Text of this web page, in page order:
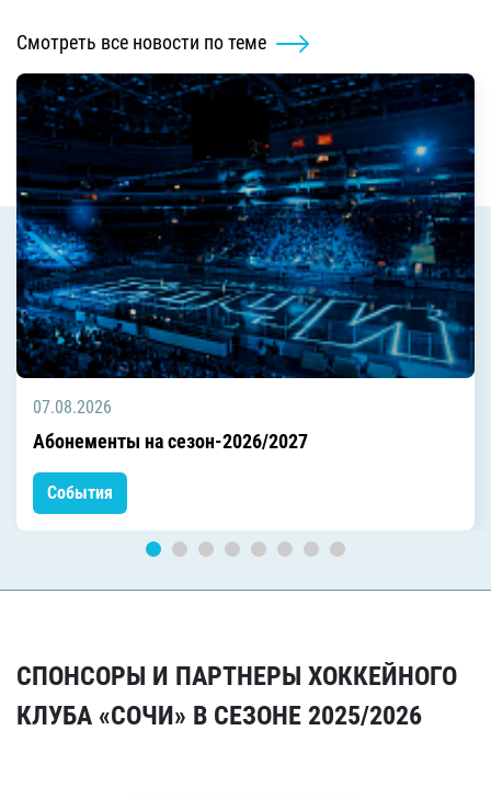
Смотреть все новости по теме
07.08.2026
Абонементы на сезон-2026/2027
События
СПОНСОРЫ И ПАРТНЕРЫ ХОККЕЙНОГО
КЛУБА «СОЧИ» В СЕЗОНЕ 2025/2026